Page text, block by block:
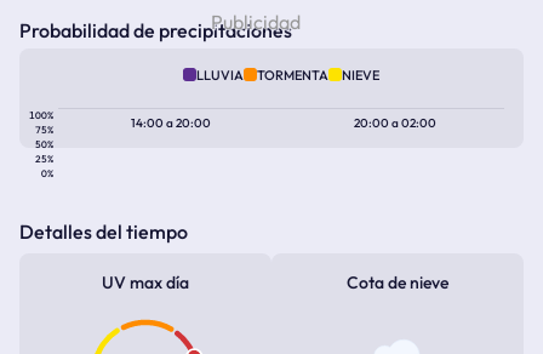
Probabilidad de precipitaciones
LLUVIA TORMENTA NIEVE
100%
75%
50%
25%
0%
14:00a20:00 20:00a02:00
Detalles del tiempo
UV max día Cota de nieve